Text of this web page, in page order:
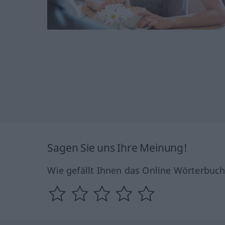
Sagen Sie uns Ihre Meinung!
Wie gefällt Ihnen das Online